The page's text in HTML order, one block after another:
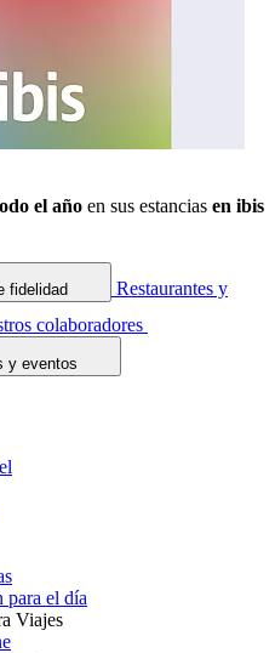
el año en sus estancias en ibis
fidelidad
Restaurantes y
colaboradores
y eventos
para el día
Viajes